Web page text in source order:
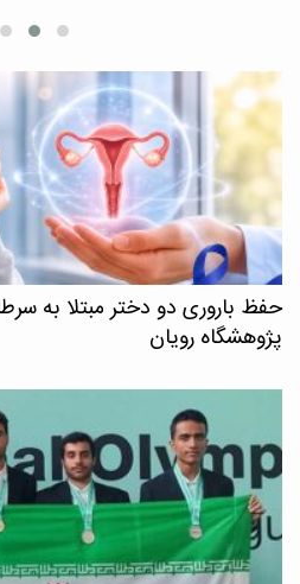
حفظ باروری دو دختر مبتلا به
پژوهشگاه رویان